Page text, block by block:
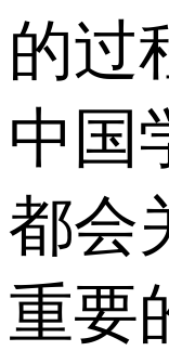
的过
中国
都会
重要